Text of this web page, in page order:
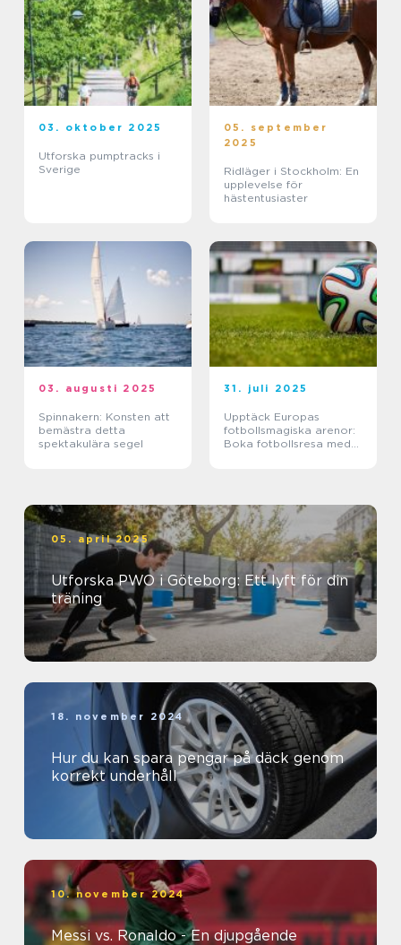
03. oktober 2025
Utforska pumptracks i
Sverige
05. september
2025
Ridläger i Stockholm: En
upplevelse för
hästentusiaster
03. augusti 2025
Spinnakern: Konsten att
bemästra detta
spektakulära segel
31. juli 2025
Upptäck Europas
fotbollsmagiska arenor:
Boka fotbollsresa med
05. april 2025
Utforska PWO i Göteborg: Ett lyft för din
träning
18. november 2024
Hur du kan spara pengar på däck genom
korrekt underhåll
10. november 2024
Messi vs. Ronaldo - En djupgående